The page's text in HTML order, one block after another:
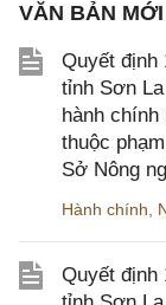
VĂN BẢN
Quyết định
tỉnh Sơn
hành
thuộc
Sở Nông
Hành chính
Quyết định